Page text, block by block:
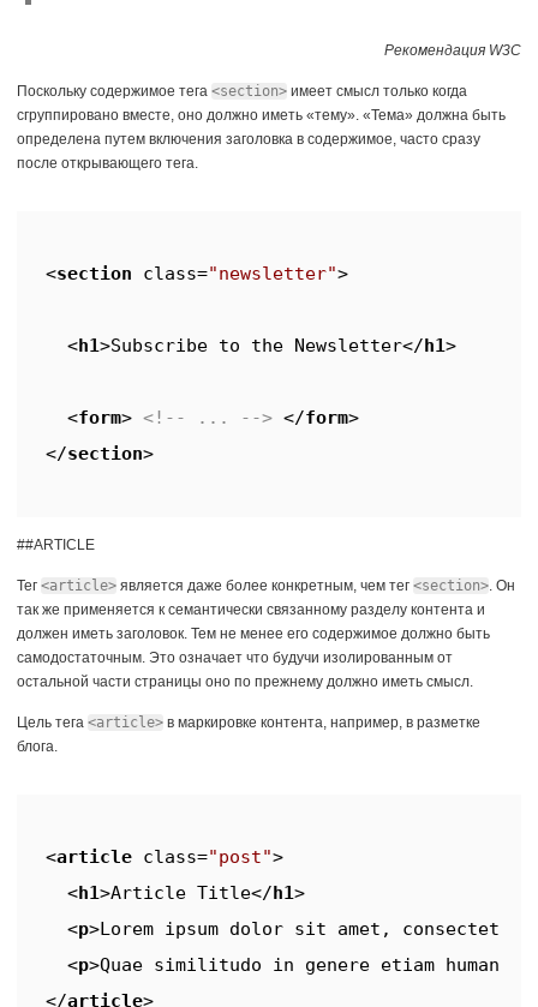
Рекомендация W3C
Поскольку содержимое тега <section> имеет смысл только когда
сгруппировано вместе, оно должно иметь «тему». «Тема» должна быть
определена путем включения заголовка в содержимое, часто сразу
после открывающего тега.
<section class="newsletter">
<h1>Subscribe to the Newsletter</h1>
<form> <!-- ... --> </form>
</section>
##ARTICLE
Тег <article> является даже более конкретным, чем тег <section> . Он
так же применяется к семантически связанному разделу контента и
должен иметь заголовок. Тем не менее его содержимое должно быть
самодостаточным. Это означает что будучи изолированным от
остальной части страницы оно по прежнему должно иметь смысл.
Цель тега <article> в маркировке контента, например, в разметке
блога.
<article class="post">
<h1>Article Title</h1>
<p>Lorem ipsum dolor sit amet,
<p>Quae similitudo in genere etiam
</article>